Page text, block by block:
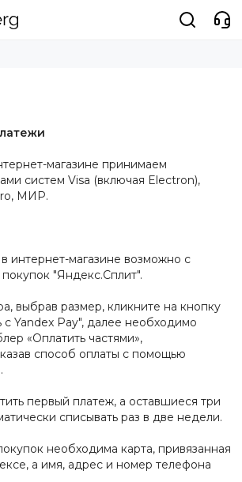
магазине принимаем
систем Visa (включая Electron),
МИР.
интернет-магазине возможно c
"Яндекс.Сплит".
выбрав размер, кликните на кнопку
Yandex Pay", далее необходимо
«Оплатить частями»,
способ оплаты с помощью
первый платеж, а оставшиеся три
списывать раз в две недели.
необходима карта, привязанная
а имя, адрес и номер телефона